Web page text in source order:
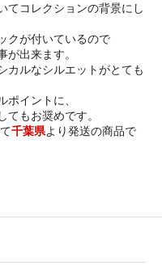
てコレクションの背景にし
クが付いているので
が出来ます。
カルなシルエットがとても
ポイントに、
てもお奨めです。
千葉県より発送の商品で